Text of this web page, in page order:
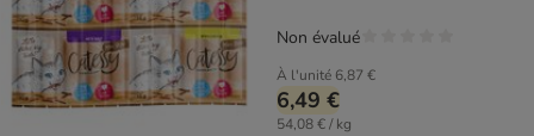
À l'unité 6,87 €
6,49 €
54,08 € / kg
Non évalué